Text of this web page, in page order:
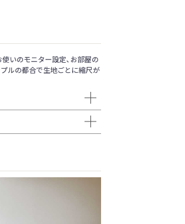
いのモニター設定、お部屋の
ルの都合で生地ごとに縮尺が